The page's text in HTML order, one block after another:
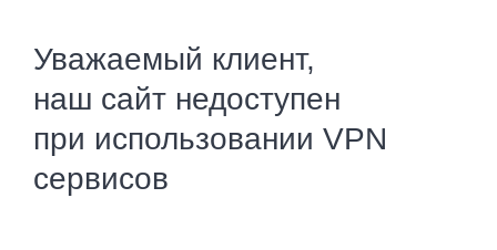
Уважаемый клиент,
наш сайт недоступен
при использовании VPN
сервисов